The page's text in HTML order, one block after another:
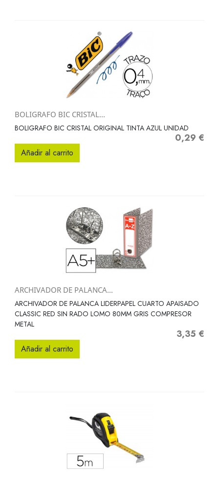
BOLIGRAFO BIC CRISTAL...
BOLIGRAFO BIC CRISTAL ORIGINAL TINTA AZUL UNIDAD
Precio
0,29 €
Añadir al carrito
ARCHIVADOR DE PALANCA...
ARCHIVADOR DE PALANCA LIDERPAPEL CUARTO APAISADO
CLASSIC RED SIN RADO LOMO 80MM GRIS COMPRESOR
METAL
Precio
3,35 €
Añadir al carrito